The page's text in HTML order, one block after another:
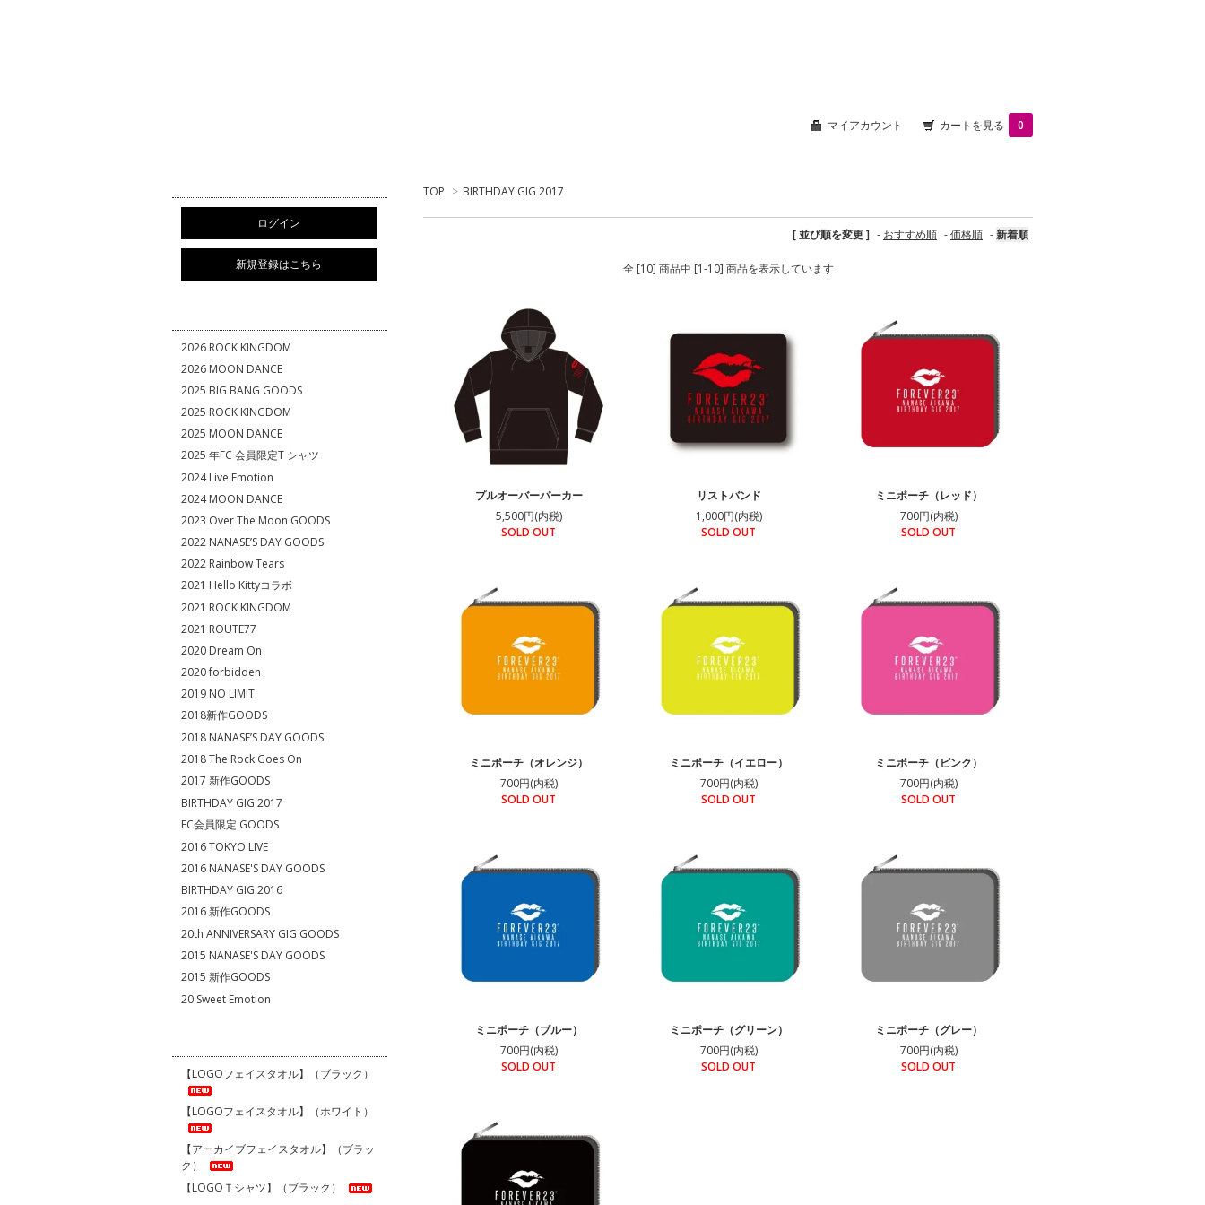
マイアカウント カートを見る 0
TOP > BIRTHDAY GIG 2017
[ 並び順を変更 ] - おすすめ順 -価格順 -新着順
全 [10] 商品中 [1-10] 商品を表示しています
プルオーバーパーカー
5,500円(内税)
SOLD OUT
リストバンド
1,000円(内税)
SOLD OUT
ミニポーチ（レッド）
700円(内税)
SOLD OUT
ミニポーチ（オレンジ）
700円(内税)
SOLD OUT
ミニポーチ（イエロー）
700円(内税)
SOLD OUT
ミニポーチ（ピンク）
700円(内税)
SOLD OUT
ミニポーチ（ブルー）
700円(内税)
SOLD OUT
ミニポーチ（グリーン）
700円(内税)
SOLD OUT
ミニポーチ（グレー）
700円(内税)
SOLD OUT
ログイン
新規登録はこちら
2026 ROCK KINGDOM
2026 MOON DANCE
2025 BIG BANG GOODS
2025 ROCK KINGDOM
2025 MOON DANCE
2025 年FC 会員限定T シャツ
2024 Live Emotion
2024 MOON DANCE
2023 Over The Moon GOODS
2022 NANASE’S DAY GOODS
2022 Rainbow Tears
2021 Hello Kittyコラボ
2021 ROCK KINGDOM
2021 ROUTE77
2020 Dream On
2020 forbidden
2019 NO LIMIT
2018新作GOODS
2018 NANASE’S DAY GOODS
2018 The Rock Goes On
2017 新作GOODS
BIRTHDAY GIG 2017
FC会員限定 GOODS
2016 TOKYO LIVE
2016 NANASE'S DAY GOODS
BIRTHDAY GIG 2016
2016 新作GOODS
20th ANNIVERSARY GIG GOODS
2015 NANASE'S DAY GOODS
2015 新作GOODS
20 Sweet Emotion
【LOGOフェイスタオル】（ブラック）
【LOGOフェイスタオル】（ホワイト）
【アーカイブフェイスタオル】（ブラッ
ク）
【LOGOＴシャツ】（ブラック）